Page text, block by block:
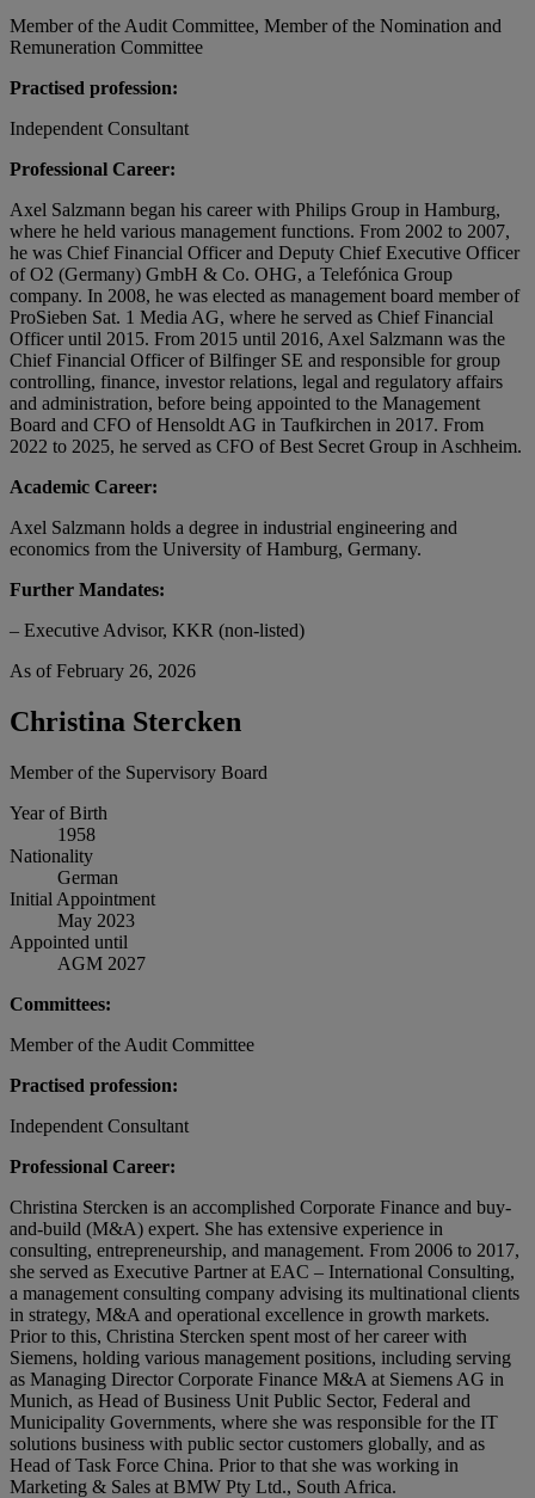
Member of the Audit Committee, Member of the Nomination and
Remuneration Committee
Practised profession:
Independent Consultant
Professional Career:
Axel Salzmann began his career with Philips Group in Hamburg,
where he held various management functions. From 2002 to 2007,
he was Chief Financial Officer and Deputy Chief Executive Officer
of O2 (Germany) GmbH & Co. OHG, a Telefónica Group
company. In 2008, he was elected as management board member of
ProSieben Sat. 1 Media AG, where he served as Chief Financial
Officer until 2015. From 2015 until 2016, Axel Salzmann was the
Chief Financial Officer of Bilfinger SE and responsible for group
controlling, finance, investor relations, legal and regulatory affairs
and administration, before being appointed to the Management
Board and CFO of Hensoldt AG in Taufkirchen in 2017. From
2022 to 2025, he served as CFO of Best Secret Group in Aschheim.
Academic Career:
Axel Salzmann holds a degree in industrial engineering and
economics from the University of Hamburg, Germany.
Further Mandates:
– Executive Advisor, KKR (non-listed)
As of February 26, 2026
Christina Stercken
Member of the Supervisory Board
Year of Birth
1958
Nationality
German
Initial Appointment
May 2023
Appointed until
AGM 2027
Committees:
Member of the Audit Committee
Practised profession:
Independent Consultant
Professional Career:
Christina Stercken is an accomplished Corporate Finance and buy-
and-build (M&A) expert. She has extensive experience in
consulting, entrepreneurship, and management. From 2006 to 2017,
she served as Executive Partner at EAC – International Consulting,
a management consulting company advising its multinational clients
in strategy, M&A and operational excellence in growth markets.
Prior to this, Christina Stercken spent most of her career with
Siemens, holding various management positions, including serving
as Managing Director Corporate Finance M&A at Siemens AG in
Munich, as Head of Business Unit Public Sector, Federal and
Municipality Governments, where she was responsible for the IT
solutions business with public sector customers globally, and as
Head of Task Force China. Prior to that she was working in
Marketing & Sales at BMW Pty Ltd., South Africa.